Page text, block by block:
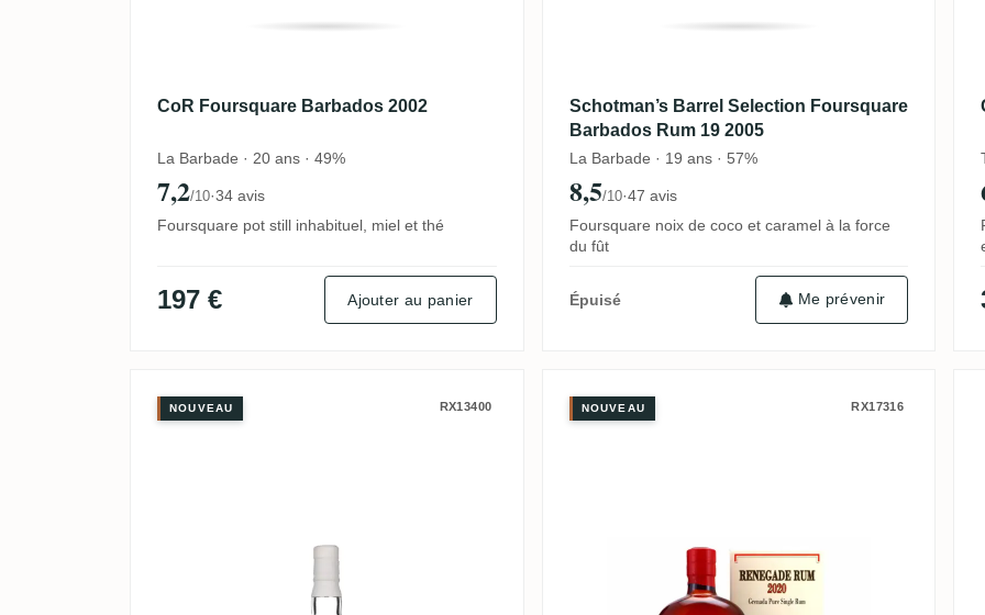
CoR Foursquare Barbados 2002
La Barbade · 20 ans · 49%
7,2/10·34 avis
Foursquare pot still inhabituel, miel et thé
197 € Ajouter au panier
Schotman’s Barrel Selection Foursquare
Barbados Rum 19 2005
La Barbade · 19 ans · 57%
8,5/10·47 avis
Foursquare noix de coco et caramel à la force
du fût
Épuisé Me prévenir
Flensburg Rum Company Caribbean Rum from Barbados &
NOUVEAU RX13400 Habitation Velier Renegade
NOUVEAU RX17316